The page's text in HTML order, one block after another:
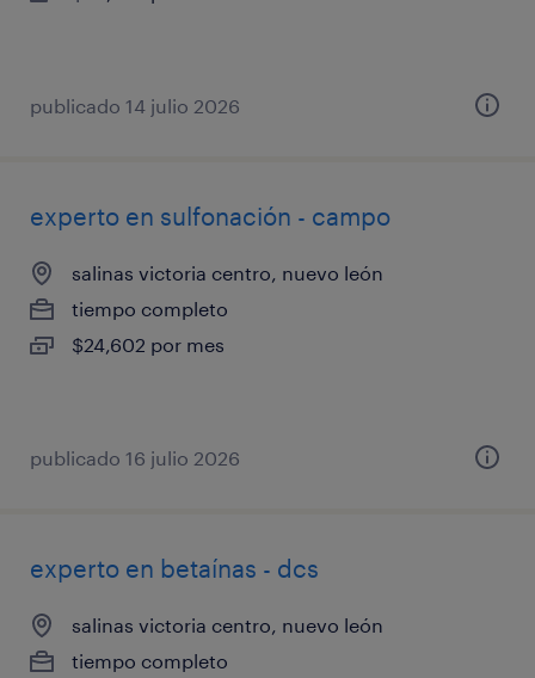
publicado 14 julio 2026
experto en sulfonación - campo
salinas victoria centro, nuevo león
tiempo completo
$24,602 por mes
publicado 16 julio 2026
experto en betaínas - dcs
salinas victoria centro, nuevo león
tiempo completo